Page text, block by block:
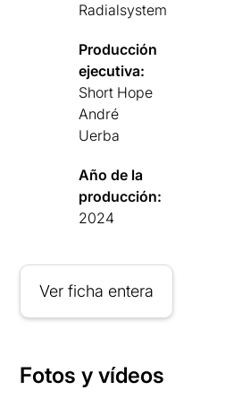
Radialsystem
Producción
ejecutiva:
Short Hope
André
Uerba
Año de la
producción:
2024
Ver ficha entera
Fotos y vídeos